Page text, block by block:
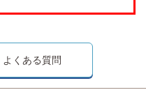
よくある質問